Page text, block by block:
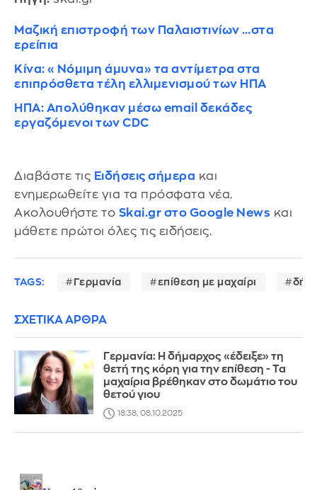
Μαζική επιστροφή των Παλαιστινίων …στα
ερείπια
Κίνα: «Νόμιμη άμυνα» τα αντίμετρα στα
επιπρόσθετα τέλη ελλιμενισμού των ΗΠΑ
ΗΠΑ: Απολύθηκαν μέσω email δεκάδες
εργαζόμενοι των CDC
Διαβάστε τις Ειδήσεις σήμερα και
ενημερωθείτε για τα πρόσφατα νέα.
Ακολουθήστε το Skai.gr στο Google News και
μάθετε πρώτοι όλες τις ειδήσεις.
TAGS: Γερμανία επίθεση με μαχαίρι
ΣΧΕΤΙΚΑ ΑΡΘΡΑ
Γερμανία: Η δήμαρχος «έδειξε» τη
θετή της κόρη για την επίθεση - Τα
μαχαίρια βρέθηκαν στο δωμάτιο του
θετού γιου
18:38, 08.10.2025